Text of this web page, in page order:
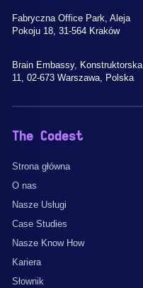
Fabryczna Office Park, Aleja
Pokoju 18, 31-564 Kraków
Brain Embassy, Konstruktorska
11, 02-673 Warszawa, Polska
The Codest
Strona główna
O nas
Nasze Usługi
Case Studies
Nasze Know How
Kariera
Słownik